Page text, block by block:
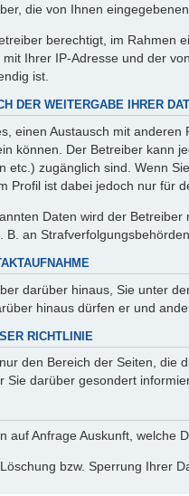
die von Ihnen
berechtigt, im Rahmen
Ihrer IP-Adresse und der
ist.
DER WEITERGABE IHRER
einen Austausch mit
können. Der Betreiber kann
etc.) zugänglich sind. Wenn
Profil ist dabei jedoch nur für
Daten wird der
B. an
darüber hinaus, Sie unter
hinaus dürfen er und
RICHTLINIE
den Bereich der Seiten, die
Sie darüber gesondert
auf Anfrage Auskunft, welche
bzw. Sperrung Ihrer